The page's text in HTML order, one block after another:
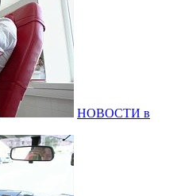
НОВОСТИ в